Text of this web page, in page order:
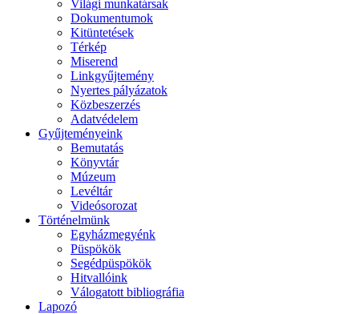
Világi munkatársak
Dokumentumok
Kitüntetések
Térkép
Miserend
Linkgyűjtemény
Nyertes pályázatok
Közbeszerzés
Adatvédelem
Gyűjteményeink
Bemutatás
Könyvtár
Múzeum
Levéltár
Videósorozat
Történelmünk
Egyházmegyénk
Püspökök
Segédpüspökök
Hitvallóink
Válogatott bibliográfia
Lapozó